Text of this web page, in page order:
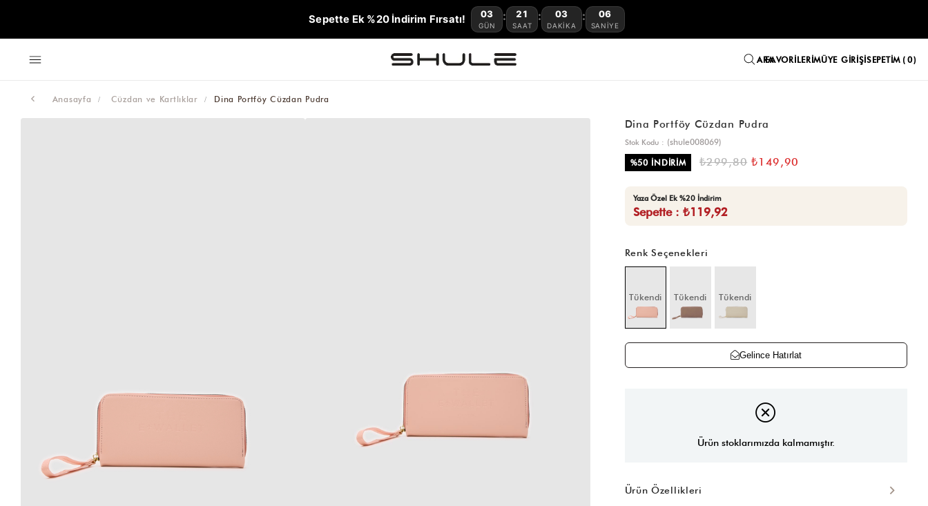
Sepette Ek %20 İndirim Fırsatı! 03
GÜN
: 21
SAAT
: 03
DAKIKA
: 05
SANIYE
FAVORILERIMÜYE GIRIŞISEPETIM 0
Anasayfa Cüzdan ve Kartlıklar Dina Portföy Cüzdan Pudra
Dina Portföy Cüzdan Pudra
Stok Kodu
(shule008069)
%50İNDIRIM ₺299,80 ₺149,90
Yaza Özel Ek %20 İndirim
Sepette : ₺119,92
Renk Seçenekleri
Tükendi Tükendi Tükendi
Gelince Hatırlat
Ürün stoklarımızda kalmamıştır.
Ürün Özellikleri